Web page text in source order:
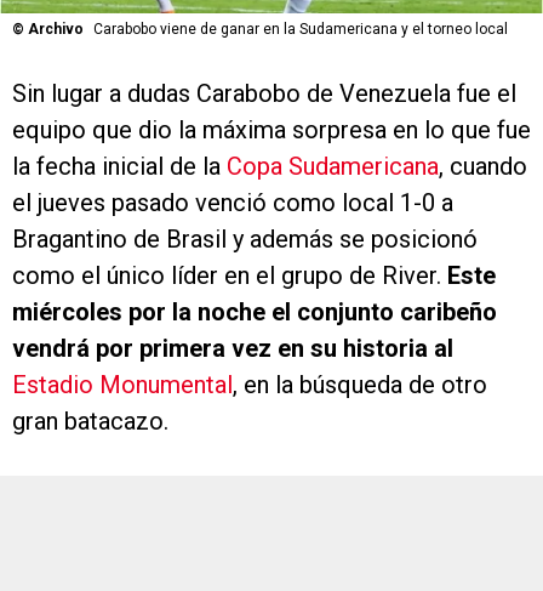
© Archivo Carabobo viene de ganar en la Sudamericana y el torneo local
Sin lugar a dudas Carabobo de Venezuela fue el
equipo que dio la máxima sorpresa en lo que fue
la fecha inicial de la Copa Sudamericana, cuando
el jueves pasado venció como local 1-0 a
Bragantino de Brasil y además se posicionó
como el único líder en el grupo de River. Este
miércoles por la noche el conjunto caribeño
vendrá por primera vez en su historia al
Estadio Monumental , en la búsqueda de otro
gran batacazo.